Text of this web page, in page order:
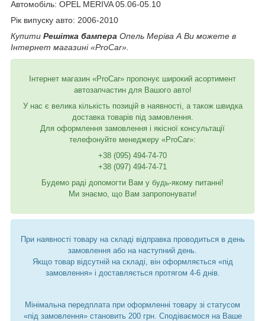
Автомобіль: OPEL MERIVA 05.06-05.10
Рік випуску авто: 2006-2010
Купити Решітка бампера Опель Меріва А Ви можете в
Інтернет магазині «ProCar».
Інтернет магазин «ProCar» пропонує широкий асортимент
автозапчастин для Вашого авто!
У нас є велика кількість позицій в наявності, а також швидка
доставка товарів під замовлення.
Для оформлення замовлення і якісної консультації
телефонуйте менеджеру «ProCar»:
+38 (095) 494-74-70
+38 (097) 494-74-71
Будемо раді допомогти Вам у будь-якому питанні!
Ми знаємо, що Вам запропонувати!
При наявності товару на складі відправка проводиться в день
замовлення або на наступний день.
Якщо товар відсутній на складі, він оформляється «під
замовлення» і доставляється протягом 4-6 днів.
Мінімальна передплата при оформленні товару зі статусом
«під замовлення» становить 200 грн. Сподіваємося на Ваше